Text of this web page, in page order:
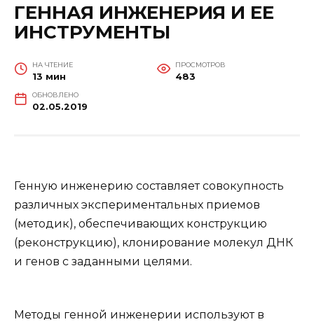
ГЕННАЯ ИНЖЕНЕРИЯ И ЕЕ
ИНСТРУМЕНТЫ
НА ЧТЕНИЕ
13 мин
ПРОСМОТРОВ
483
ОБНОВЛЕНО
02.05.2019
Генную инженерию составляет совокупность
различных экспериментальных приемов
(методик), обеспечивающих конструкцию
(реконструкцию), клонирование молекул ДНК
и генов с заданными целями.
Методы генной инженерии используют в